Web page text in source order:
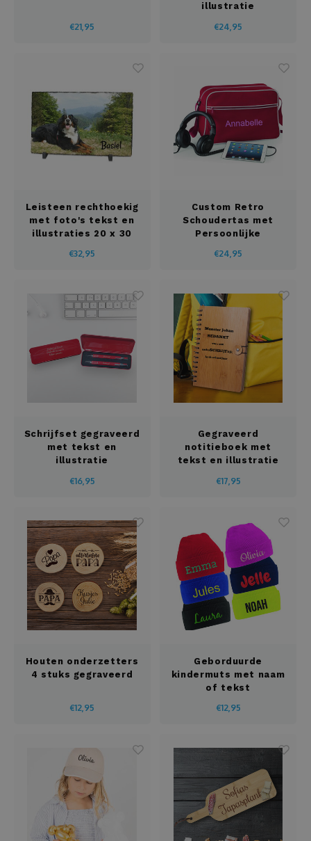
€21,95
illustratie
€24,95
Leisteen rechthoekig
met foto's tekst en
illustraties 20 x 30
€32,95
Custom Retro
Schoudertas met
Persoonlijke
€24,95
Schrijfset gegraveerd
met tekst en
illustratie
€16,95
Gegraveerd
notitieboek met
tekst en illustratie
€17,95
Houten onderzetters
4 stuks gegraveerd
€12,95
Geborduurde
kindermuts met naam
of tekst
€12,95